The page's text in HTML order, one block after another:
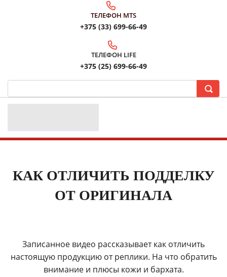
ТЕЛЕФОН MTS
+375 (33) 699-66-49
ТЕЛЕФОН LIFE
+375 (25) 699-66-49
КАК ОТЛИЧИТЬ ПОДДЕЛКУ
ОТ ОРИГИНАЛА
Записанное видео рассказывает как отличить
настоящую продукцию от реплики. На что обратить
внимание и плюсы кожи и бархата.